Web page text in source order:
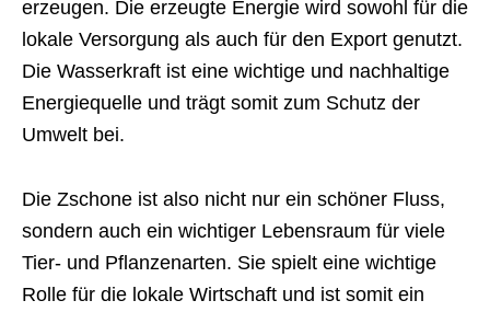
erzeugen. Die erzeugte Energie wird sowohl für die
lokale Versorgung als auch für den Export genutzt.
Die Wasserkraft ist eine wichtige und nachhaltige
Energiequelle und trägt somit zum Schutz der
Umwelt bei.
Die Zschone ist also nicht nur ein schöner Fluss,
sondern auch ein wichtiger Lebensraum für viele
Tier- und Pflanzenarten. Sie spielt eine wichtige
Rolle für die lokale Wirtschaft und ist somit ein